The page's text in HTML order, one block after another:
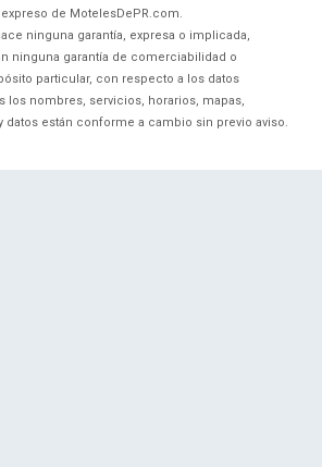
de MotelesDePR.com.
ninguna garantía, expresa o implicada,
ninguna garantía de comerciabilidad o
particular, con respecto a los datos
los nombres, servicios, horarios, mapas,
están conforme a cambio sin previo aviso.